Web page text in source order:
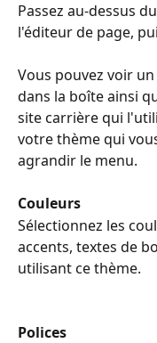
Passez au-dessus
l'éditeur de page,
Vous pouvez voir
dans la boîte ainsi
site carrière qui
votre thème qui
agrandir le menu.
Couleurs
Sélectionnez les
accents, textes de
utilisant ce thème.
Polices